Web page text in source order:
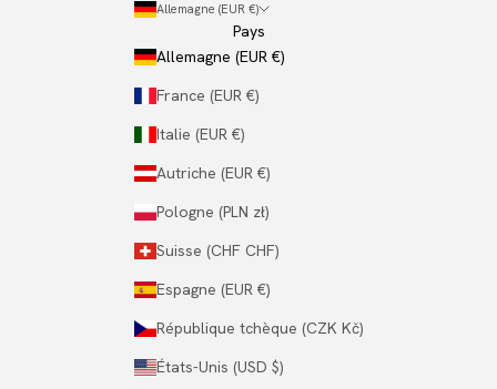
Allemagne (EUR €)
Pays
Allemagne (EUR €)
France (EUR €)
Italie (EUR €)
Autriche (EUR €)
Pologne (PLN zł)
Suisse (CHF CHF)
Espagne (EUR €)
République tchèque (CZK Kč)
États-Unis (USD $)